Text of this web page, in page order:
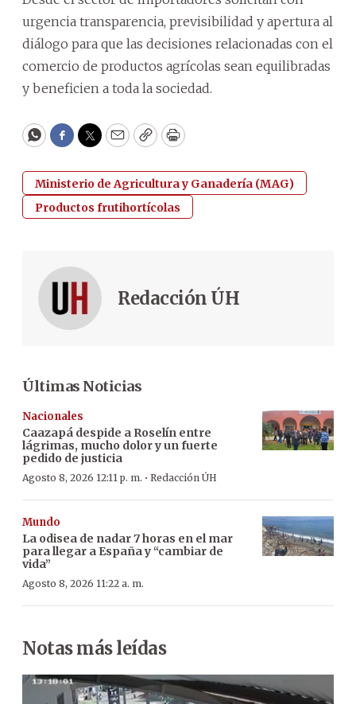
urgencia transparencia, previsibilidad y apertura al
diálogo para que las decisiones relacionadas con el
comercio de productos agrícolas sean equilibradas
y beneficien a toda la sociedad.
WhatsApp
Facebook
Twitter
EmailCopyPrint
Ministerio de Agricultura y Ganadería (MAG)
Productos frutihortícolas
Redacción ÚH
Últimas Noticias
Nacionales
Caazapá despide a Roselín entre
lágrimas, mucho dolor y un fuerte
pedido de justicia
Agosto 8, 2026 12:11 p. m. · Redacción ÚH
Mundo
La odisea de nadar 7 horas en el mar
para llegar a España y “cambiar de
vida”
Agosto 8, 2026 11:22 a. m.
Notas más leídas